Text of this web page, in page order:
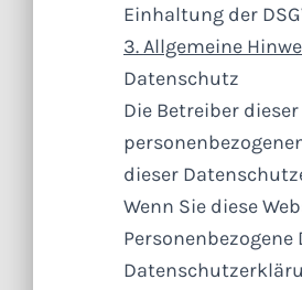
Einhaltung der
3. Allgemeine
Datenschutz
Die Betreiber
dieser
Wenn Sie diese